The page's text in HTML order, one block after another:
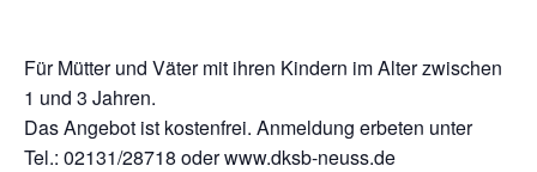
Für Mütter und Väter mit ihren Kindern im Alter zwischen
1 und 3 Jahren.
Das Angebot ist kostenfrei. Anmeldung erbeten unter
Tel.: 02131/28718 oder www.dksb-neuss.de